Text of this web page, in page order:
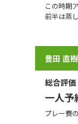
この時期
前半は蒸
豊田 直
総合評価
一人予
プレー費